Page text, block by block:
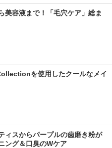
美容液まで！「毛穴ケア」総ま
を使用したクールなメイ
ィスからパープルの歯磨き粉が
ング＆口臭のWケア